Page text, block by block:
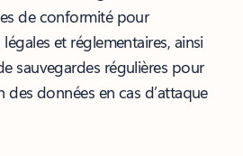
de conformité pour
et réglementaires, ainsi
sauvegardes régulières pour
des données en cas d’attaque